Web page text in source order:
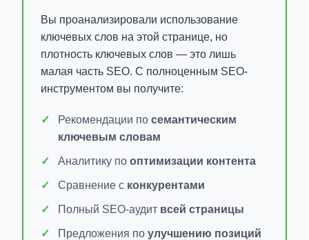
Вы проанализировали использование
ключевых слов на этой странице, но
плотность ключевых слов — это лишь
малая часть SEO. С полноценным SEO-
инструментом вы получите:
Рекомендации по семантическим
ключевым словам
Аналитику по оптимизации контента
Сравнение с конкурентами
Полный SEO-аудит всей страницы
Предложения по улучшению позиций